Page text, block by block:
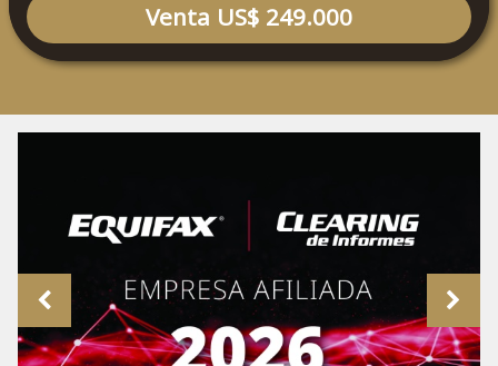
Venta US$ 249.000